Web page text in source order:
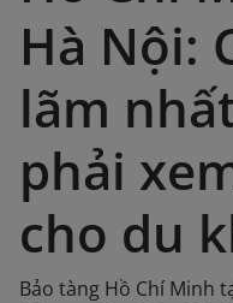
Hà Nội:
lãm
phải
cho du
Bảo tàng Hồ Chí Minh